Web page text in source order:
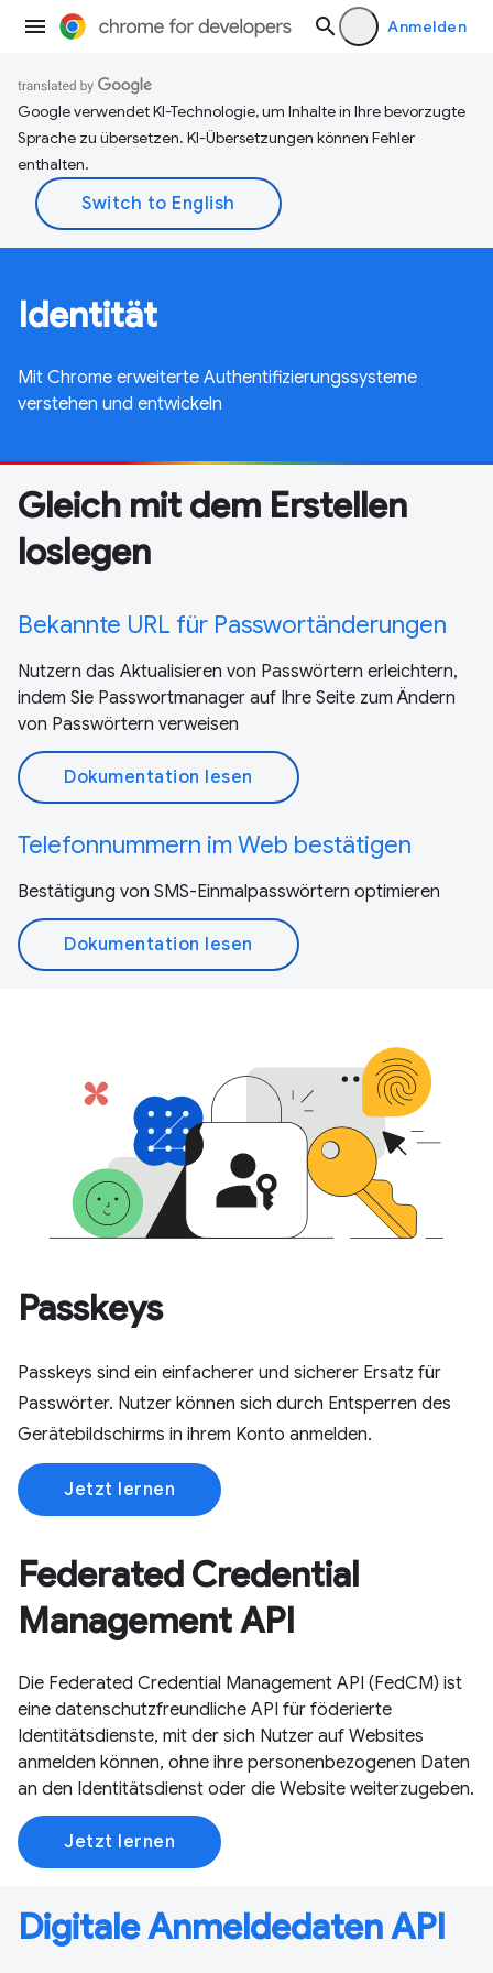
Anmelden
Google verwendet KI-Technologie, um Inhalte in Ihre bevorzugte
Sprache zu übersetzen. KI-Übersetzungen können Fehler
enthalten.
Identität
Mit Chrome erweiterte Authentifizierungssysteme
verstehen und entwickeln
Gleich mit dem Erstellen
loslegen
Bekannte URL für Passwortänderungen
Nutzern das Aktualisieren von Passwörtern erleichtern,
indem Sie Passwortmanager auf Ihre Seite zum Ändern
von Passwörtern verweisen
Dokumentation lesen
Telefonnummern im Web bestätigen
Bestätigung von SMS-Einmalpasswörtern optimieren
Dokumentation lesen
Passkeys
Passkeys sind ein einfacherer und sicherer Ersatz für
Passwörter. Nutzer können sich durch Entsperren des
Gerätebildschirms in ihrem Konto anmelden.
Jetzt lernen
Federated Credential
Management API
Die Federated Credential Management API (FedCM) ist
eine datenschutzfreundliche API für föderierte
Identitätsdienste, mit der sich Nutzer auf Websites
anmelden können, ohne ihre personenbezogenen Daten
an den Identitätsdienst oder die Website weiterzugeben.
Jetzt lernen
Digitale Anmeldedaten API